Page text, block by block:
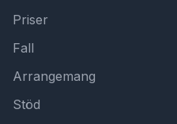
Priser
Fall
Arrangemang
Stöd